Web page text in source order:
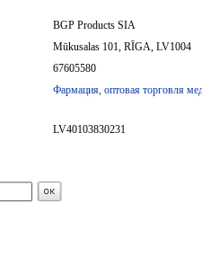
BGP Products SIA
Mūkusalas 101, RĪGA, LV1004
67605580
Фармация, оптовая торговля
LV40103830231